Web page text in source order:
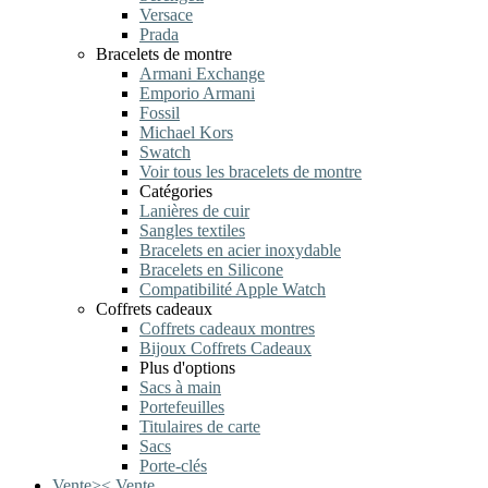
Versace
Prada
Bracelets de montre
Armani Exchange
Emporio Armani
Fossil
Michael Kors
Swatch
Voir tous les bracelets de montre
Catégories
Lanières de cuir
Sangles textiles
Bracelets en acier inoxydable
Bracelets en Silicone
Compatibilité Apple Watch
Coffrets cadeaux
Coffrets cadeaux montres
Bijoux Coffrets Cadeaux
Plus d'options
Sacs à main
Portefeuilles
Titulaires de carte
Sacs
Porte-clés